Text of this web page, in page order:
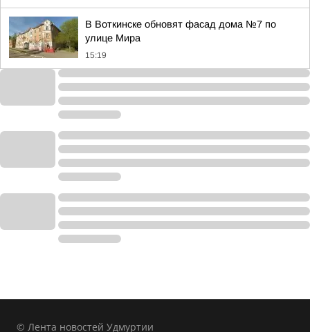
В Воткинске обновят фасад дома №7 по
улице Мира
15:19
© Лента новостей Удмуртии